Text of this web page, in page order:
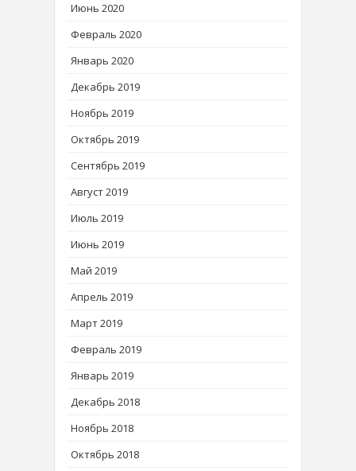
Июнь 2020
Февраль 2020
Январь 2020
Декабрь 2019
Ноябрь 2019
Октябрь 2019
Сентябрь 2019
Август 2019
Июль 2019
Июнь 2019
Май 2019
Апрель 2019
Март 2019
Февраль 2019
Январь 2019
Декабрь 2018
Ноябрь 2018
Октябрь 2018